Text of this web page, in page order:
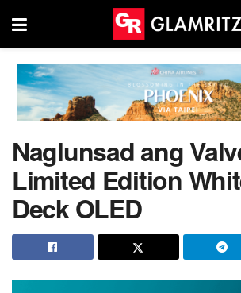
Naglunsad ang
Limited Edition
Deck OLED